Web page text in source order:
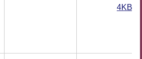
4KB）